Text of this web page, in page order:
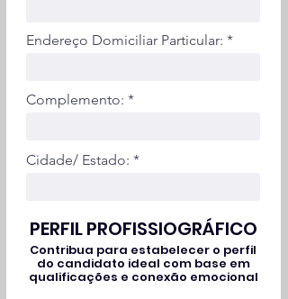
Endereço Domiciliar Particular:
Complemento:
Cidade/ Estado:
PERFIL PROFISSIOGRÁFICO
Contribua para estabelecer o perfil
do candidato ideal com base em
qualificações e conexão emocional